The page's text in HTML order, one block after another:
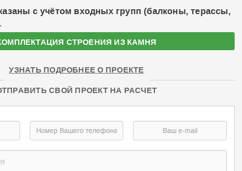
с учётом входных групп (балконы, терассы,
СТРОЕНИЯ ИЗ КАМНЯ
УЗНАТЬ ПОДРОБНЕЕ О ПРОЕКТЕ
СВОЙ ПРОЕКТ НА РАСЧЕТ